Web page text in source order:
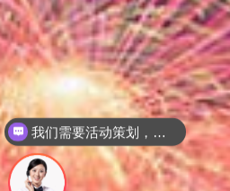
我们需要活动策划，请问怎么联系你们？
请问贵司有哪些服务？